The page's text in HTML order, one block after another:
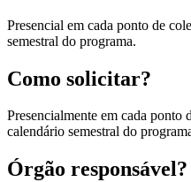
Presencial em cada ponto de
semestral do programa.
Como solicitar?
Presencialmente em cada ponto
calendário semestral do
Órgão responsável?